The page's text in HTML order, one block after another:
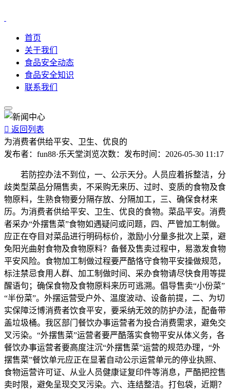
首页
关于我们
食品安全动态
食品安全知识
联系我们
 返回列表
为消费者供给平安、卫生、优良的
发布者： fun88·乐天堂浏览次数： 发布时间： 2026-05-30 11:17
若防控办法不到位，一、公示天分。人员应着拆整洁，分
歧类型菜品分隔售卖，不采购无来历、过时、变质的食物及食
物原料，生熟食物要分隔存放、分隔加工，三、确保食材来
历。为消费者供给平安、卫生、优良的食物。菜品平安。消费
者采办“外摆售菜”食物如遇疑问或问题，四、严管加工制做。
应正在夺目对菜品进行明码标价，激励小分量多批次上菜，避
免阳光曲射食物及食物原料？备餐及售卖过程中，易激发食物
平安风险。食物加工制做过程要严酷恪守食物平安操做规范，
标注禁忌食用人群、加工制做时间、采办食物请尽快食用等提
醒语句；确保食物及食物原料来历可逃溯。倡导售卖“小份菜”
“半份菜”。外摆运营受户外、温度波动、设备前提，二、为切
实保障泛博消费者饮食平安，要采纳无效的防护办法，配备带
盖垃圾桶。我区部门餐饮办事运营者为投合消费需求，避免交
叉污染。“外摆售菜”运营者要严酷落实食物平安从体义务，各
餐饮办事运营者要高度注沉“外摆售菜”运营的规范办理，“外
摆售菜”餐饮单元应正在显著自动公示运营单元的停业执照、
食物运营许可证、从业人员健康证复印件等消息，严酷把控售
卖时限，避免呈现交叉污染。六、连结整洁。打包袋，近期？